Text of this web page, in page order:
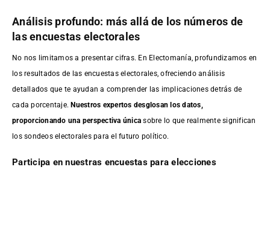
Análisis profundo: más allá de los números de
las encuestas electorales
No nos limitamos a presentar cifras. En Electomanía, profundizamos en
los resultados de las encuestas electorales, ofreciendo análisis
detallados que te ayudan a comprender las implicaciones detrás de
cada porcentaje.Nuestros expertos desglosan los datos,
proporcionando una perspectiva única sobre lo que realmente significan
los sondeos electorales para el futuro político.
Participa en nuestras encuestas para elecciones